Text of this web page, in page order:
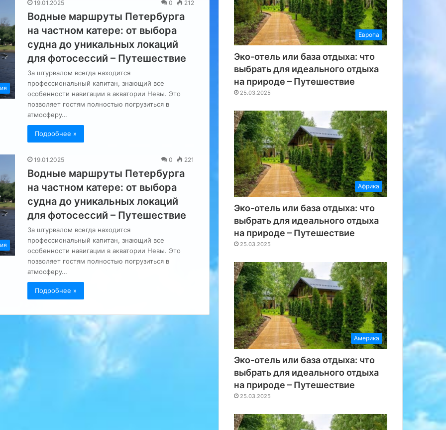
19.01.2025 0 212
Водные маршруты Петербурга
на частном катере: от выбора
судна до уникальных локаций
для фотосессий – Путешествие
За штурвалом всегда находится
профессиональный капитан, знающий все
особенности навигации в акватории Невы. Это
позволяет гостям полностью погрузиться в
атмосферу…
Подробнее »
19.01.2025 0 221
Водные маршруты Петербурга
на частном катере: от выбора
судна до уникальных локаций
для фотосессий – Путешествие
За штурвалом всегда находится
профессиональный капитан, знающий все
особенности навигации в акватории Невы. Это
позволяет гостям полностью погрузиться в
атмосферу…
Подробнее »
Европа
Эко-отель или база отдыха: что
выбрать для идеального отдыха
на природе – Путешествие
25.03.2025
Африка
Эко-отель или база отдыха: что
выбрать для идеального отдыха
на природе – Путешествие
25.03.2025
Америка
Эко-отель или база отдыха: что
выбрать для идеального отдыха
на природе – Путешествие
25.03.2025